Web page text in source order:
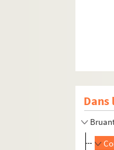
Dans